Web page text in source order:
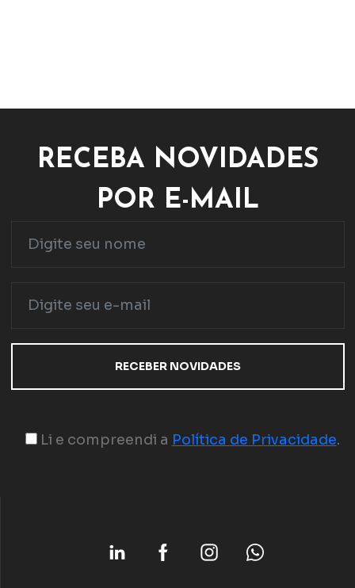
RECEBA NOVIDADES
POR E-MAIL
Li e compreendi a Política de Privacidade.